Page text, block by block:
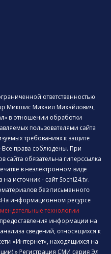
ответственностью
Микшис Михаил Михайлович,
в отношении обработки
пользователями сайта
требованиях к защите
права соблюдены. При
сайта обязательна гиперссылка
в неэлектронном виде
на источник - сайт Sochi24.tv.
без письменного
информационном ресурсе
технологии
информации на
сведений, относящихся к
«Интернет», находящихся на
Регистрация СМИ серия Эл